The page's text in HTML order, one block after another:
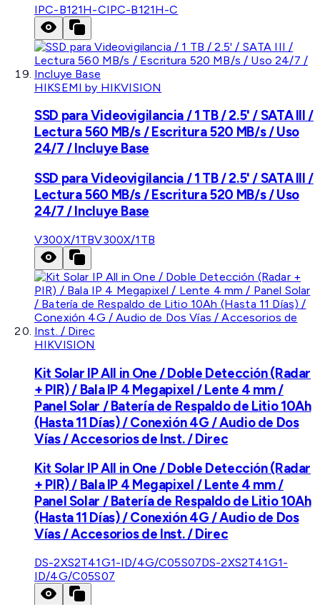
IPC-B121H-CIPC-B121H-C
HIKSEMI by HIKVISION
SSD para Videovigilancia / 1 TB / 2.5' / SATA III /
Lectura 560 MB/s / Escritura 520 MB/s / Uso
24/7 / Incluye Base
SSD para Videovigilancia / 1 TB / 2.5' / SATA III /
Lectura 560 MB/s / Escritura 520 MB/s / Uso
24/7 / Incluye Base
V300X/1TBV300X/1TB
HIKVISION
Kit Solar IP All in One / Doble Detección (Radar
+ PIR) / Bala IP 4 Megapixel / Lente 4 mm /
Panel Solar / Batería de Respaldo de Litio 10Ah
(Hasta 11 Días) / Conexión 4G / Audio de Dos
Vías / Accesorios de Inst. / Direc
Kit Solar IP All in One / Doble Detección (Radar
+ PIR) / Bala IP 4 Megapixel / Lente 4 mm /
Panel Solar / Batería de Respaldo de Litio 10Ah
(Hasta 11 Días) / Conexión 4G / Audio de Dos
Vías / Accesorios de Inst. / Direc
DS-2XS2T41G1-ID/4G/C05S07DS-2XS2T41G1-
ID/4G/C05S07